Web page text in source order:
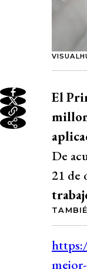
El
De
21 de